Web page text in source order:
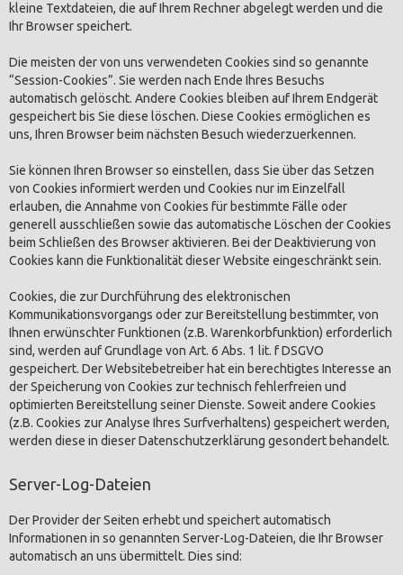
kleine Textdateien, die auf Ihrem Rechner abgelegt werden und die
Ihr Browser speichert.
Die meisten der von uns verwendeten Cookies sind so genannte
“Session-Cookies”. Sie werden nach Ende Ihres Besuchs
automatisch gelöscht. Andere Cookies bleiben auf Ihrem Endgerät
gespeichert bis Sie diese löschen. Diese Cookies ermöglichen es
uns, Ihren Browser beim nächsten Besuch wiederzuerkennen.
Sie können Ihren Browser so einstellen, dass Sie über das Setzen
von Cookies informiert werden und Cookies nur im Einzelfall
erlauben, die Annahme von Cookies für bestimmte Fälle oder
generell ausschließen sowie das automatische Löschen der Cookies
beim Schließen des Browser aktivieren. Bei der Deaktivierung von
Cookies kann die Funktionalität dieser Website eingeschränkt sein.
Cookies, die zur Durchführung des elektronischen
Kommunikationsvorgangs oder zur Bereitstellung bestimmter, von
Ihnen erwünschter Funktionen (z.B. Warenkorbfunktion) erforderlich
sind, werden auf Grundlage von Art. 6 Abs. 1 lit. f DSGVO
gespeichert. Der Websitebetreiber hat ein berechtigtes Interesse an
der Speicherung von Cookies zur technisch fehlerfreien und
optimierten Bereitstellung seiner Dienste. Soweit andere Cookies
(z.B. Cookies zur Analyse Ihres Surfverhaltens) gespeichert werden,
werden diese in dieser Datenschutzerklärung gesondert behandelt.
Server-Log-Dateien
Der Provider der Seiten erhebt und speichert automatisch
Informationen in so genannten Server-Log-Dateien, die Ihr Browser
automatisch an uns übermittelt. Dies sind: